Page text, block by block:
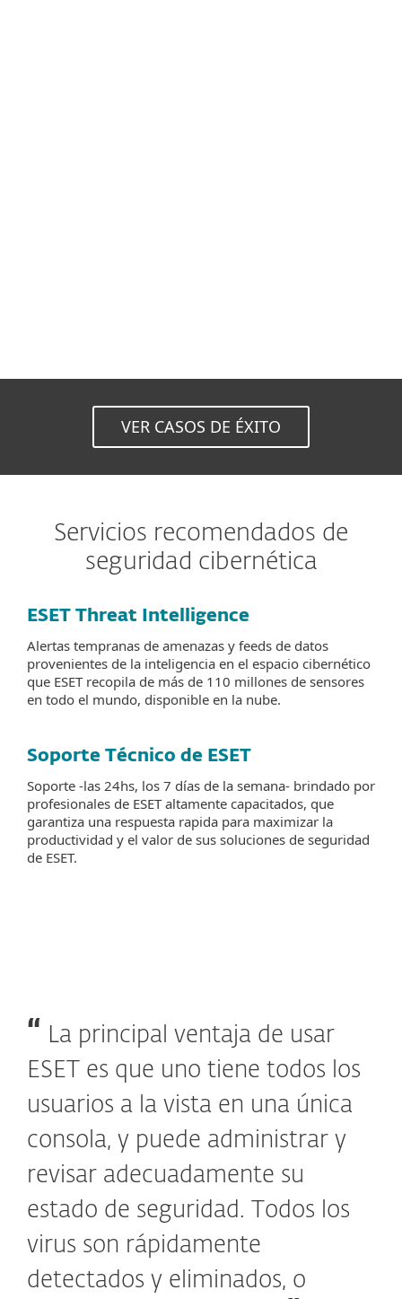
VER CASOS DE ÉXITO
Servicios recomendados de
seguridad cibernética
ESET Threat Intelligence
Alertas tempranas de amenazas y feeds de datos
provenientes de la inteligencia en el espacio cibernético
que ESET recopila de más de 110 millones de sensores
en todo el mundo, disponible en la nube.
Soporte Técnico de ESET
Soporte -las 24hs, los 7 días de la semana- brindado por
profesionales de ESET altamente capacitados, que
garantiza una respuesta rapida para maximizar la
productividad y el valor de sus soluciones de seguridad
de ESET.
La principal ventaja de usar
ESET es que uno tiene todos los
usuarios a la vista en una única
consola, y puede administrar y
revisar adecuadamente su
estado de seguridad. Todos los
virus son rápidamente
detectados y eliminados, o